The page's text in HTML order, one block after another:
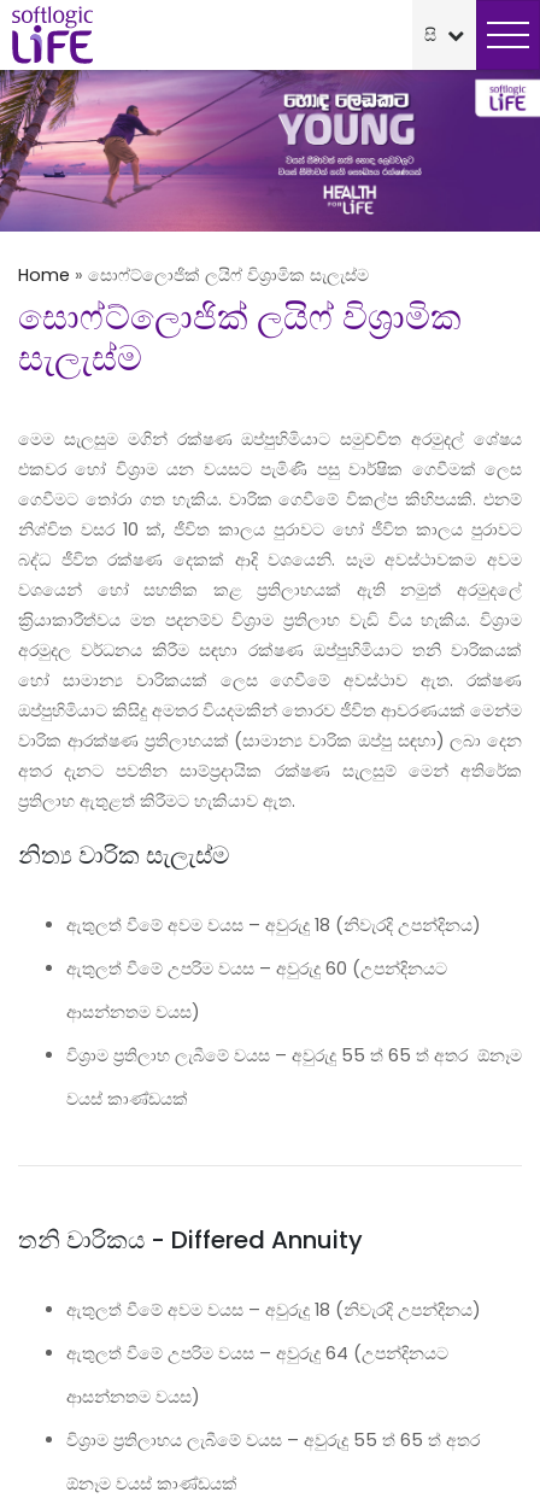
Home » සොෆ්ට්ලොජික් ලයිෆ් විශ‍්‍රාමික සැලැස්ම
සොෆ්ට්ලොජික් ලයිෆ් විශ‍්‍රාමික
සැලැස්ම
මෙම සැලසුම මගින් රක්ෂණ ඔප්පුහිමියාට සමුච්චිත අරමුදල් ශේෂය
එකවර හෝ විශ‍්‍රාම යන වයසට පැමිණි පසු වාර්ෂික ගෙවීමක් ලෙස
ගෙවීමට තෝරා ගත හැකිය. වාරික ගෙවීමේ විකල්ප කිහිපයකි. එනම්
නිශ්චිත වසර 10 ක්,ජීවිත කාලය පුරාවට හෝ ජීවිත කාලය පුරාවට
බද්ධ ජීවිත රක්ෂණ දෙකක් ආදි වශයෙනි. සෑම අවස්ථාවකම අවම
වශයෙන් හෝ සහතික කළ ප‍්‍රතිලාභයක් ඇති නමුත් අරමුදලේ
ක‍්‍රියාකාරීත්වය මත පදනම්ව විශ‍්‍රාම ප‍්‍රතිලාභ වැඩි විය හැකිය. විශ‍්‍රාම
අරමුදල වර්ධනය කිරීම සඳහා රක්ෂණ ඔප්පුහිමියාට තනි වාරිකයක්
හෝ සාමාන්‍ය වාරිකයක් ලෙස ගෙවීමේ අවස්ථාව ඇත. රක්ෂණ
ඔප්පුහිමියාට කිසිදු අමතර වියදමකින් තොරව ජීවිත ආවරණයක් මෙන්ම
වාරික ආරක්ෂණ ප‍්‍රතිලාභයක් (සාමාන්‍ය වාරික ඔප්පු සඳහා) ලබා දෙන
අතර දැනට පවතින සාම්ප‍්‍රදායික රක්ෂණ සැලසුම් මෙන් අතිරේක
ප‍්‍රතිලාභ ඇතුළත් කිරීමට හැකියාව ඇත.
නිත්‍ය වාරික සැලැස්ම
ඇතුලත් වීමේ අවම වයස – අවුරුදු 18 (නිවැරදි උපන්දිනය)
ඇතුලත් වීමේ උපරිම වයස – අවුරුදු 60 (උපන්දිනයට
ආසන්නතම වයස)
විශ‍්‍රාම ප‍්‍රතිලාභ ලැබීමේ වයස – අවුරුදු 55 ත් 65 ත් අතර ඕනෑම
වයස් කාණ්ඩයක්
තනි වාරිකය - Differed Annuity
ඇතුලත් වීමේ අවම වයස – අවුරුදු 18 (නිවැරදි උපන්දිනය)
ඇතුලත් වීමේ උපරිම වයස – අවුරුදු 64 (උපන්දිනයට
ආසන්නතම වයස)
විශ‍්‍රාම ප‍්‍රතිලාභය ලැබීමේ වයස – අවුරුදු 55 ත් 65 ත් අතර
ඕනෑම වයස් කාණ්ඩයක්